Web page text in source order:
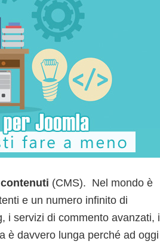
(CMS). Nel mondo è
e un numero infinito di
i servizi di commento avanzati, i
è davvero lunga perché ad oggi